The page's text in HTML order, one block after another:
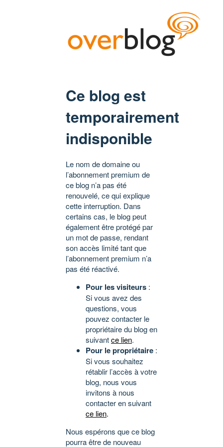
Ce blog est
temporairement
indisponible
Le nom de domaine ou
l’abonnement premium de
ce blog n’a pas été
renouvelé, ce qui explique
cette interruption. Dans
certains cas, le blog peut
également être protégé par
un mot de passe, rendant
son accès limité tant que
l’abonnement premium n’a
pas été réactivé.
Pour les visiteurs :
Si vous avez des
questions, vous
pouvez contacter le
propriétaire du blog en
suivantce lien.
Pour le propriétaire :
Si vous souhaitez
rétablir l’accès à votre
blog, nous vous
invitons à nous
contacter en suivant
ce lien.
Nous espérons que ce blog
pourra être de nouveau